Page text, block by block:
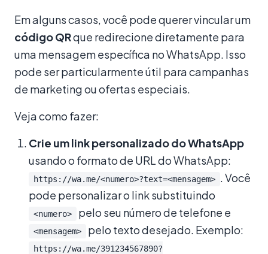
Em alguns casos, você pode querer vincular um
código QRque redirecione diretamente para
uma mensagem específica no WhatsApp. Isso
pode ser particularmente útil para campanhas
de marketing ou ofertas especiais.
Veja como fazer:
Crie um link personalizado do WhatsApp
usando o formato de URL do WhatsApp:
https://wa.me/<numero>?text=<mensagem>
. Você
pode personalizar o link substituindo
<numero> pelo seu número de telefone e
<mensagem> pelo texto desejado. Exemplo:
https://wa.me/391234567890?